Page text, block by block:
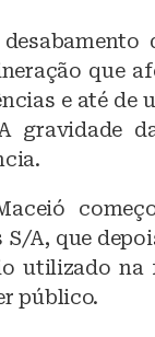
que
e até
gravidade
A, que
utilizado na
público.